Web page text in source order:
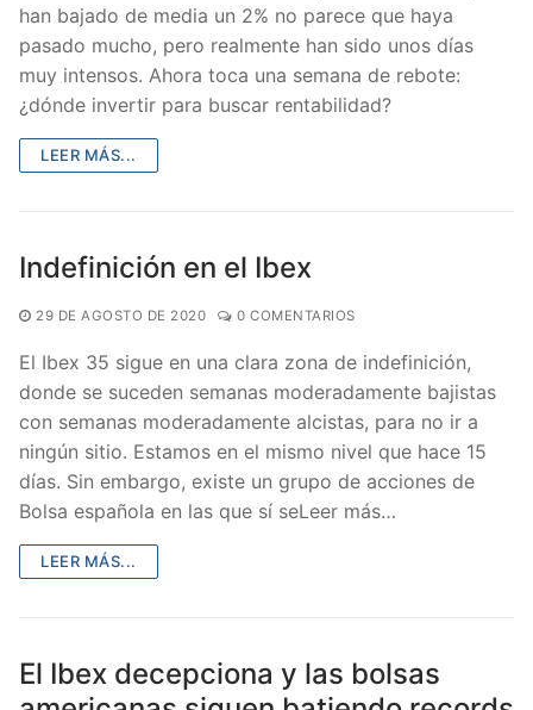
han bajado de media un 2% no parece que haya
pasado mucho, pero realmente han sido unos días
muy intensos. Ahora toca una semana de rebote:
¿dónde invertir para buscar rentabilidad?
LEER MÁS...
Indefinición en el Ibex
29 DE AGOSTO DE 2020 0 COMENTARIOS
El Ibex 35 sigue en una clara zona de indefinición,
donde se suceden semanas moderadamente bajistas
con semanas moderadamente alcistas, para no ir a
ningún sitio. Estamos en el mismo nivel que hace 15
días. Sin embargo, existe un grupo de acciones de
Bolsa española en las que sí seLeer más…
LEER MÁS...
El Ibex decepciona y las bolsas